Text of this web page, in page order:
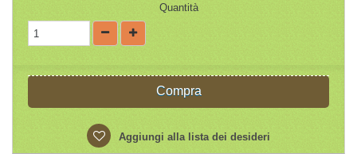
Quantità
Compra
Aggiungi alla lista dei desideri